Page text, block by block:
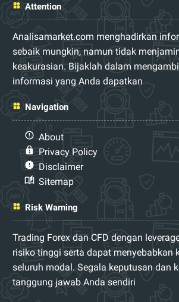
Attention
Analisamarket.com menghadirkan
sebaik mungkin, namun tidak
keakurasian. Bijaklah dalam
informasi yang Anda dapatkan
Navigation
About
Privacy Policy
Disclaimer
Sitemap
Risk Warning
Trading Forex dan CFD dengan
risiko tinggi serta dapat menyebabkan
seluruh modal. Segala keputusan dan
tanggung jawab Anda sendiri